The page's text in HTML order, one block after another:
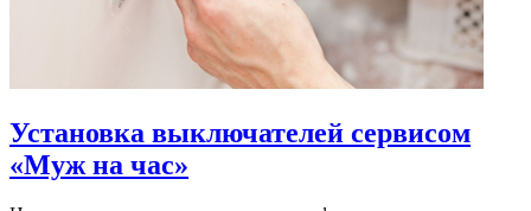
Установка выключателей сервисом
«Муж на час»